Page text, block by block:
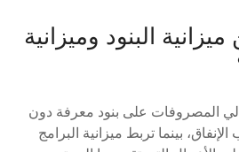
البنود وميزانية
المصروفات على بنود معرفة دون
بينما تربط ميزانية البرامج